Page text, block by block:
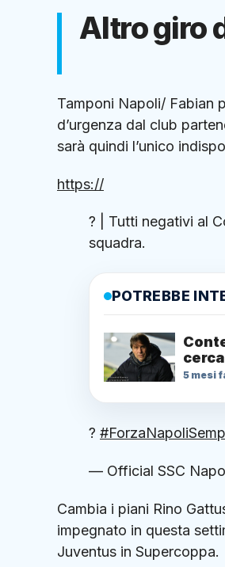
Altro giro
Tamponi Napoli/ Fabian
d’urgenza dal club
sarà quindi l’unico
https://
? | Tutti negativi al
squadra.
POTREBBE
5 mesi
?
— Official SSC
Cambia i piani Rino
impegnato in questa
Juventus in Supercoppa.